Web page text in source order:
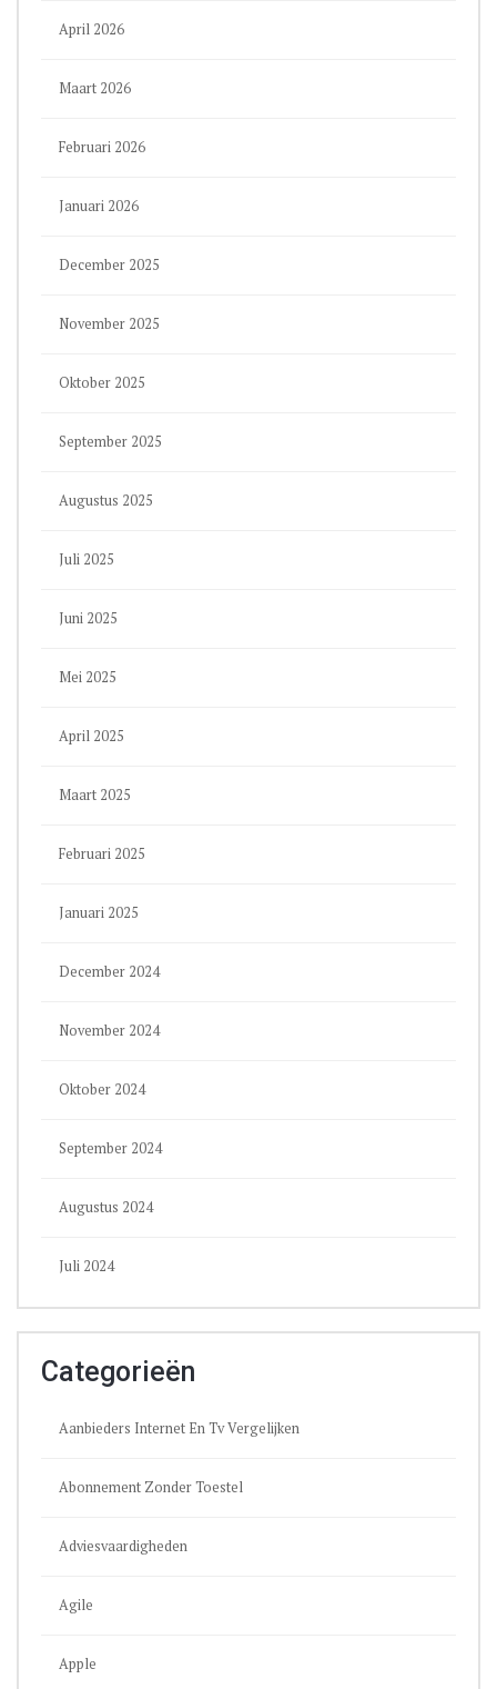
April 2026
Maart 2026
Februari 2026
Januari 2026
December 2025
November 2025
Oktober 2025
September 2025
Augustus 2025
Juli 2025
Juni 2025
Mei 2025
April 2025
Maart 2025
Februari 2025
Januari 2025
December 2024
November 2024
Oktober 2024
September 2024
Augustus 2024
Juli 2024
Categorieën
Aanbieders Internet En Tv Vergelijken
Abonnement Zonder Toestel
Adviesvaardigheden
Agile
Apple